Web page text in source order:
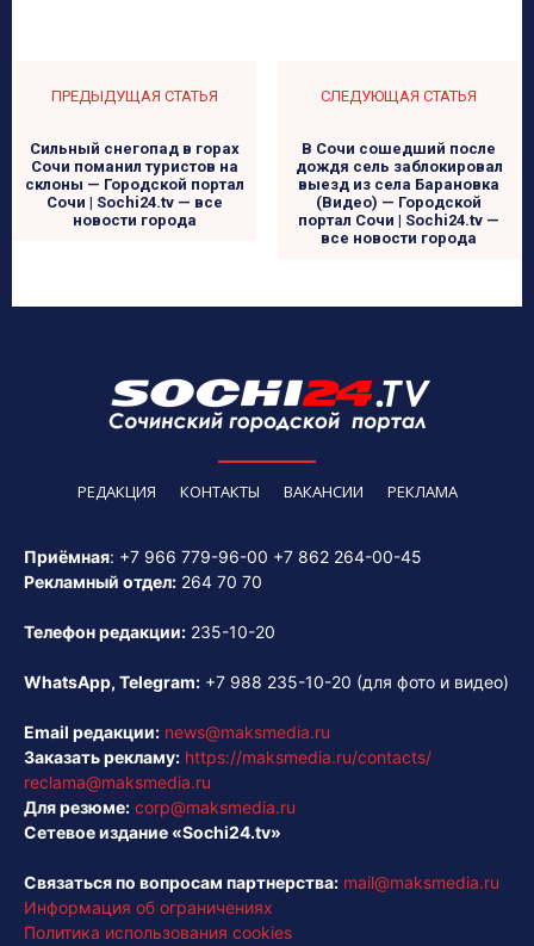
ПРЕДЫДУЩАЯ СТАТЬЯ
Сильный снегопад в горах
Сочи поманил туристов на
склоны — Городской портал
Сочи | Sochi24.tv — все
новости города
СЛЕДУЮЩАЯ СТАТЬЯ
В Сочи сошедший после
дождя сель заблокировал
выезд из села Барановка
(Видео) — Городской
портал Сочи | Sochi24.tv —
все новости города
РЕДАКЦИЯ КОНТАКТЫ ВАКАНСИИ РЕКЛАМА
Приёмная: +7 966 779-96-00 +7 862 264-00-45
Рекламный отдел: 264 70 70
Телефон редакции: 235-10-20
WhatsApp, Telegram: +7 988 235-10-20 (для фото и видео)
Email редакции: news@maksmedia.ru
Заказать рекламу: https://maksmedia.ru/contacts/
reclama@maksmedia.ru
Для резюме: corp@maksmedia.ru
Сетевое издание «Sochi24.tv»
Связаться по вопросам партнерства: mail@maksmedia.ru
Информация об ограничениях
Политика использования cookies